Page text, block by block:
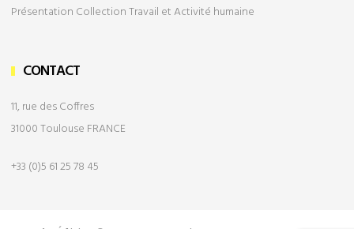
Présentation Collection Travail et Activité humaine
CONTACT
11, rue des Coffres
31000 Toulouse FRANCE
+33 (0)5 61 25 78 45